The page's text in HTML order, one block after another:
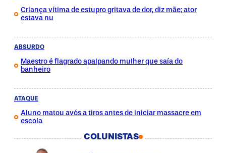
Criança vítima de estupro gritava de dor, diz mãe; ator
estava nu
ABSURDO
Maestro é flagrado apalpando mulher que saía do
banheiro
ATAQUE
Aluno matou avós a tiros antes de iniciar massacre em
escola
COLUNISTAS